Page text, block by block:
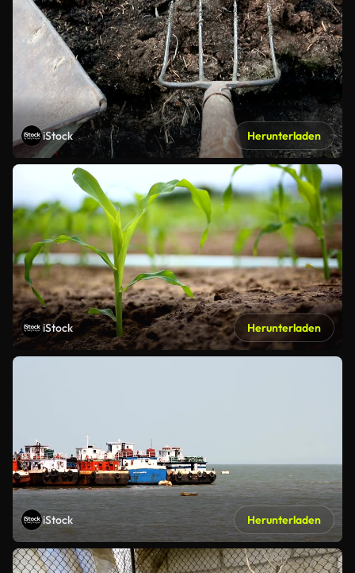
iStock Herunterladen
iStock Herunterladen
iStock Herunterladen